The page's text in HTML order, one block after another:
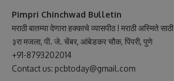
Pimpri Chinchwad Bulletin
मराठी बातम्या देणारा हक्काचे व्यासपीठ ! मराठी अस्मिते
३रा मजला, पी. जे. चेंबर, आंबेडकर चौक, पिंपरी, पुणे
+91-8793202014
Contact us: pcbtoday@gmail.com